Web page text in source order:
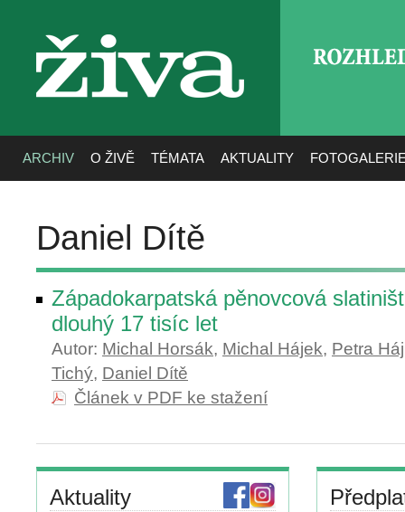
živa
ARCHIV O ŽIVĚ TÉMATA AKTUALITY
Daniel Dítě
Západokarpatská pěnovcová
dlouhý 17 tisíc let
Autor: Michal Horsák, Michal Hájek, Petra
Tichý, Daniel Dítě
Článek v PDF ke stažení
Aktuality